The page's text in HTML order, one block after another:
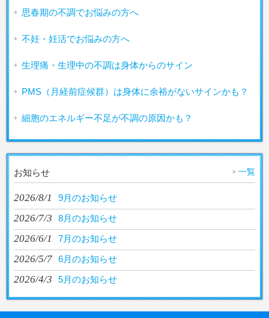
思春期の不調でお悩みの方へ
不妊・妊活でお悩みの方へ
生理痛・生理中の不調は身体からのサイン
PMS（月経前症候群）は身体に余裕がないサインかも？
細胞のエネルギー不足が不調の原因かも？
お知らせ 一覧
2026/8/1 9月のお知らせ
2026/7/3 8月のお知らせ
2026/6/1 7月のお知らせ
2026/5/7 6月のお知らせ
2026/4/3 5月のお知らせ